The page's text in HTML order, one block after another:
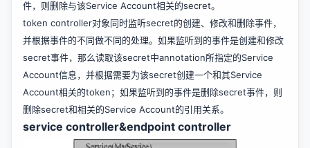
件，则删除与该Service Account相关的secret。
token controller对象同时监听secret的创建、修改和删除事件，
并根据事件的不同做不同的处理。如果监听到的事件是创建和修改
secret事件，那么读取该secret中annotation所指定的Service
Account信息，并根据需要为该secret创建一个和其Service
Account相关的token；如果监听到的事件是删除secret事件，则
删除secret和相关的Service Account的引用关系。
service controller&endpoint controller